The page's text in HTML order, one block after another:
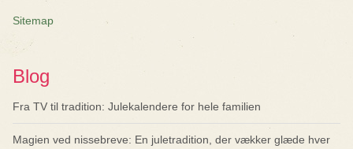
Sitemap
Blog
Fra TV til tradition: Julekalendere for hele familien
Magien ved nissebreve: En juletradition, der vækker glæde hver